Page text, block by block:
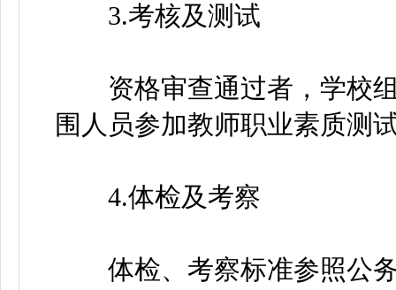
3.考核及测试
资格审查通过者，学校组
围人员参加教师职业素质测
4.体检及考察
体检、考察标准参照公务